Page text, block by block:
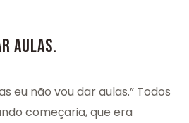
AULAS.
eu não vou dar aulas.” Todos
começaria, que era